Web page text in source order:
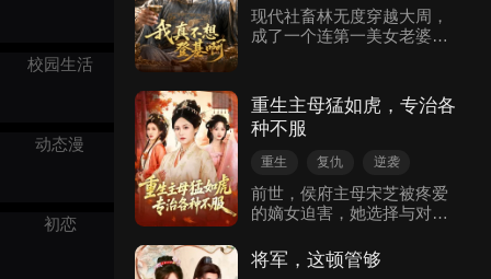
校园生活
动态漫
初恋
利用她，寒蝉与叶孤岑联
手，设下局中局，在三公主
里还是江湖第一楼楼主。渣
男们追妻火葬场时，她选择
命格的黑手仍在暗涌——好
戏才刚开场。
逆袭
热血 皇室
现代社畜林无度穿越大周，
成了一个连第一美女老婆苏
狗，开局大闹翻盘！他奉旨
抄家狂敛五百万两；公堂手
持尚方宝剑，悍然斩首赵德
昌，逼得嚣张太后自扇耳
光。为了营救在青楼被拍卖
的妻子，他怒砸万金、手撕
卖身契，俘获美人芳心。太
境，林无度绘制现代火器与
重型坦克图纸，带领百姓，
重生主母猛如虎，专治各
种不服
重生 复仇
逆袭
古装权谋
古代言情
大女主
家庭亲情
前世，侯府主母宋芝被疼爱
的嫡女迫害，她选择与对方
再盲目偏宠对方，转而弥补
前世为自己挡刀的孝顺庶
将军，这顿管够